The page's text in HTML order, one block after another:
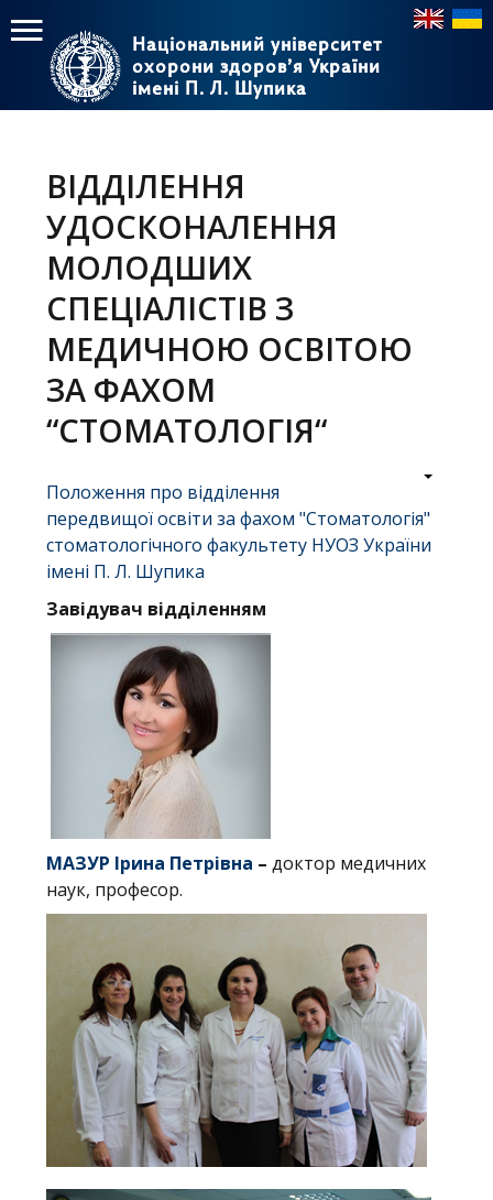
Головнеменю
Головна
Навчання
Структура
Діяльність
Новини
Пошук
Національний університет
охорони здоров’я України
імені П. Л. Шупика
ВІДДІЛЕННЯ
УДОСКОНАЛЕННЯ
МОЛОДШИХ
СПЕЦІАЛІСТІВ З
МЕДИЧНОЮ ОСВІТОЮ
ЗА ФАХОМ
“СТОМАТОЛОГІЯ“
Положення про відділення
передвищої освіти за фахом "Стоматологія"
стоматологічного факультету НУОЗ України
імені П. Л. Шупика
Завідувач відділенням
МАЗУР Ірина Петрівна – доктор медичних
наук, професор.
Пошук
Національний університет
охорони здоров’я України
імені П. Л. Шупика